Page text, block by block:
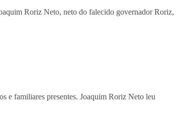
Roriz Neto, neto do falecido governador Roriz,
e familiares presentes. Joaquim Roriz Neto leu